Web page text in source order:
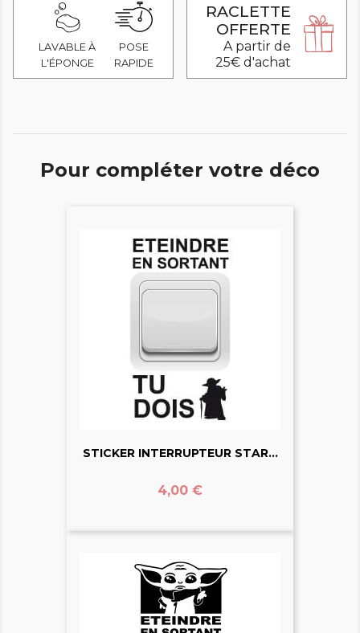
LAVABLE À
L'ÉPONGE
POSE
RAPIDE
RACLETTE
OFFERTE
A partir de
25€ d'achat
Pour compléter votre déco
STICKER INTERRUPTEUR STAR...
Prix
4,00 €